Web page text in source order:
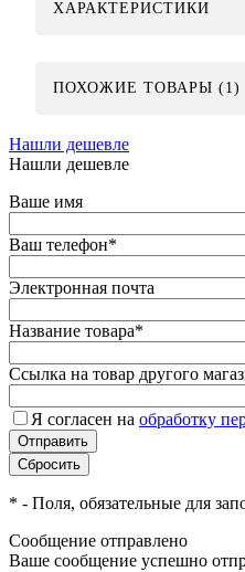
ХАРАКТЕРИСТИКИ
ПОХОЖИЕ ТОВАРЫ (1)
Нашли дешевле
Нашли дешевле
Ваше имя
Ваш телефон*
Электронная почта
Название товара*
Ссылка на товар другого
Я согласен на обработку
* - Поля, обязательные для
Сообщение отправлено
Ваше сообщение успешно